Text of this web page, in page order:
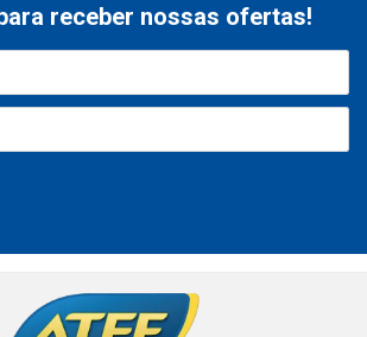
receber nossas ofertas!